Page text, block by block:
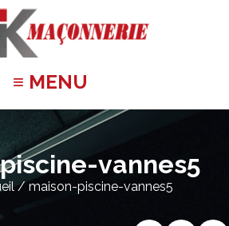
≡ MENU
vannes5
/ maison-piscine-vannes5